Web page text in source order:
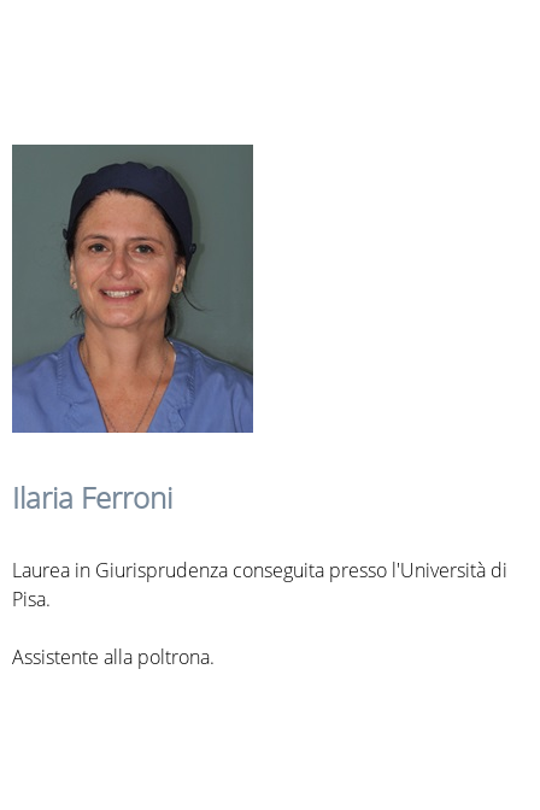
Ilaria Ferroni
Laurea in Giurisprudenza conseguita presso l'Università di
Pisa.
Assistente alla poltrona.